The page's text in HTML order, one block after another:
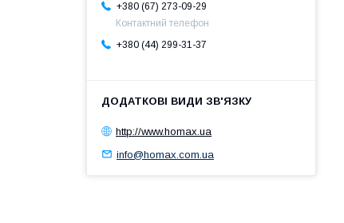
+380 (67) 273-09-29
Контактний телефон
+380 (44) 299-31-37
http://www.homax.ua
info@homax.com.ua